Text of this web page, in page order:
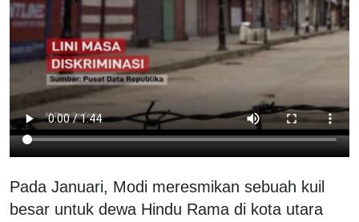
Pada Januari, Modi meresmikan sebuah kuil
besar untuk dewa Hindu Rama di kota utara